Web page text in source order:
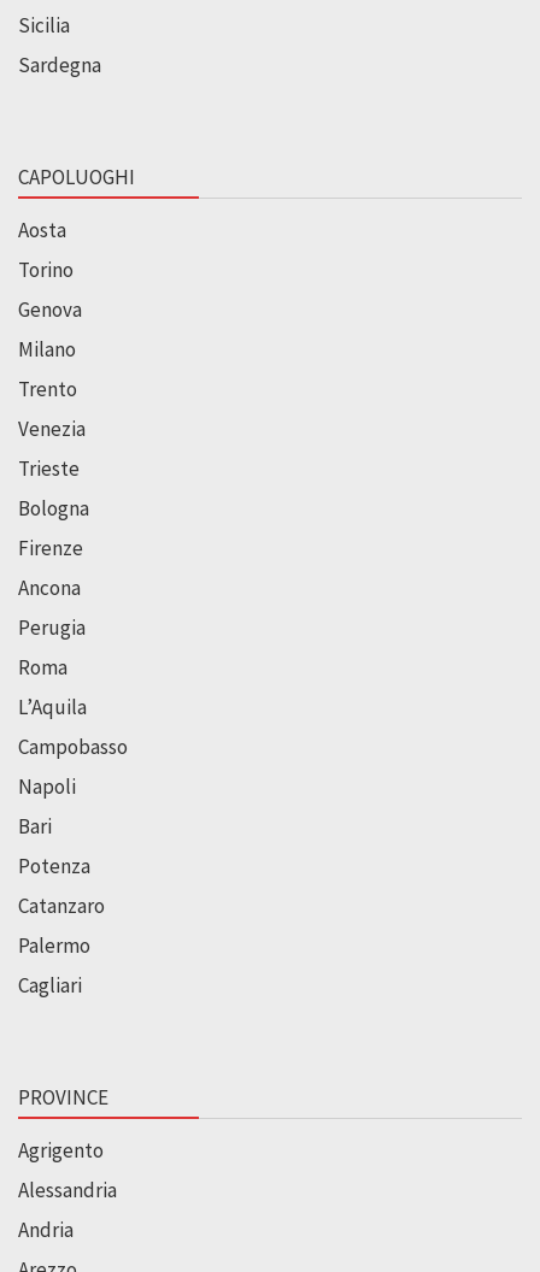
Sicilia
Sardegna
CAPOLUOGHI
Aosta
Torino
Genova
Milano
Trento
Venezia
Trieste
Bologna
Firenze
Ancona
Perugia
Roma
L’Aquila
Campobasso
Napoli
Bari
Potenza
Catanzaro
Palermo
Cagliari
PROVINCE
Agrigento
Alessandria
Andria